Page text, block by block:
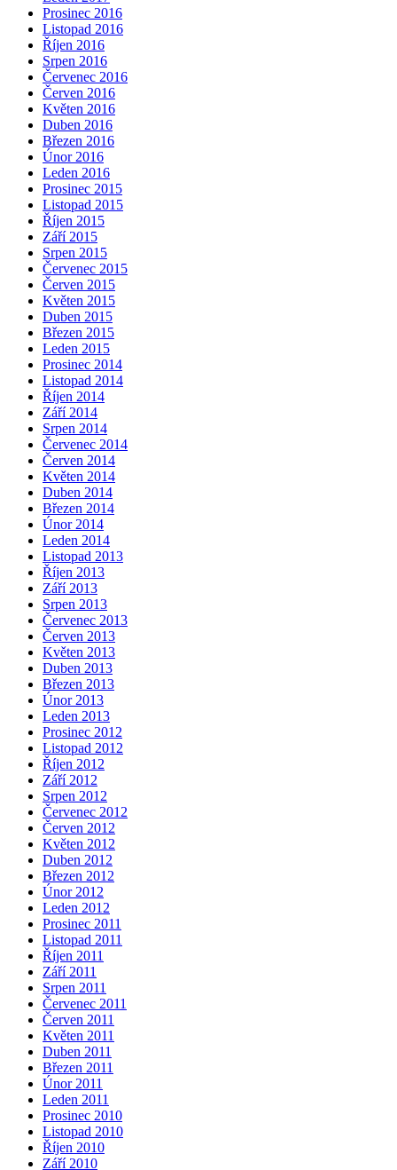
Prosinec 2016
Listopad 2016
Říjen 2016
Srpen 2016
Červenec 2016
Červen 2016
Květen 2016
Duben 2016
Březen 2016
Únor 2016
Leden 2016
Prosinec 2015
Listopad 2015
Říjen 2015
Září 2015
Srpen 2015
Červenec 2015
Červen 2015
Květen 2015
Duben 2015
Březen 2015
Leden 2015
Prosinec 2014
Listopad 2014
Říjen 2014
Září 2014
Srpen 2014
Červenec 2014
Červen 2014
Květen 2014
Duben 2014
Březen 2014
Únor 2014
Leden 2014
Listopad 2013
Říjen 2013
Září 2013
Srpen 2013
Červenec 2013
Červen 2013
Květen 2013
Duben 2013
Březen 2013
Únor 2013
Leden 2013
Prosinec 2012
Listopad 2012
Říjen 2012
Září 2012
Srpen 2012
Červenec 2012
Červen 2012
Květen 2012
Duben 2012
Březen 2012
Únor 2012
Leden 2012
Prosinec 2011
Listopad 2011
Říjen 2011
Září 2011
Srpen 2011
Červenec 2011
Červen 2011
Květen 2011
Duben 2011
Březen 2011
Únor 2011
Leden 2011
Prosinec 2010
Listopad 2010
Říjen 2010
Září 2010